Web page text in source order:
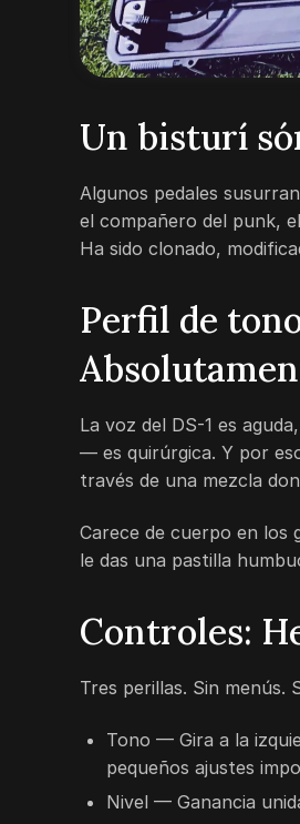
Un bisturí
Algunos pedales
el compañero del punk,
Ha sido clonado,
Perfil de
La voz del DS-1 es
— es quirúrgica. Y por
través de una mezcla
Carece de cuerpo en los
le das una pastilla
Controles:
Tres perillas. Sin
Tono — Gira a la
pequeños ajustes
Nivel — Ganancia